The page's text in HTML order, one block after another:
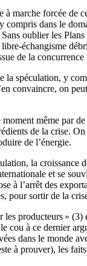
marche forcée de
dans le
oublier les
échangisme
de la
la spéculation, y
convaincre, on
même par
de la crise.
de l’énergie.
la croissance
et se
à l’arrêt des
pour sortir de la
producteurs » (3)
cou à ce dernier
dans le monde
à prouver), les